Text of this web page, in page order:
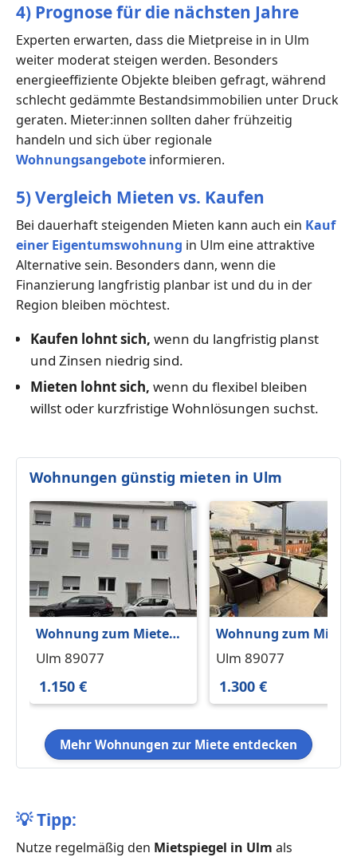
4) Prognose für die nächsten Jahre
Experten erwarten, dass die Mietpreise in in Ulm
weiter moderat steigen werden. Besonders
energieeffiziente Objekte bleiben gefragt, während
schlecht gedämmte Bestandsimmobilien unter Druck
geraten. Mieter:innen sollten daher frühzeitig
handeln und sich über regionale
Wohnungsangebote informieren.
5) Vergleich Mieten vs. Kaufen
Bei dauerhaft steigenden Mieten kann auch ein Kauf
einer Eigentumswohnung in Ulm eine attraktive
Alternative sein. Besonders dann, wenn die
Finanzierung langfristig planbar ist und du in der
Region bleiben möchtest.
Kaufen lohnt sich, wenn du langfristig planst
und Zinsen niedrig sind.
Mieten lohnt sich, wenn du flexibel bleiben
willst oder kurzfristige Wohnlösungen suchst.
Wohnungen günstig mieten in Ulm
Wohnung zum Mieten
in Ulm 1.150 € 68 m²
Ulm 89077
1.150 €
Wohnung zum Mieten
in Ulm 1.300 € 77 m²
Ulm 89077
1.300 €
Mehr Wohnungen zur Miete entdecken
💡Tipp:
Nutze regelmäßig den Mietspiegel in Ulm als